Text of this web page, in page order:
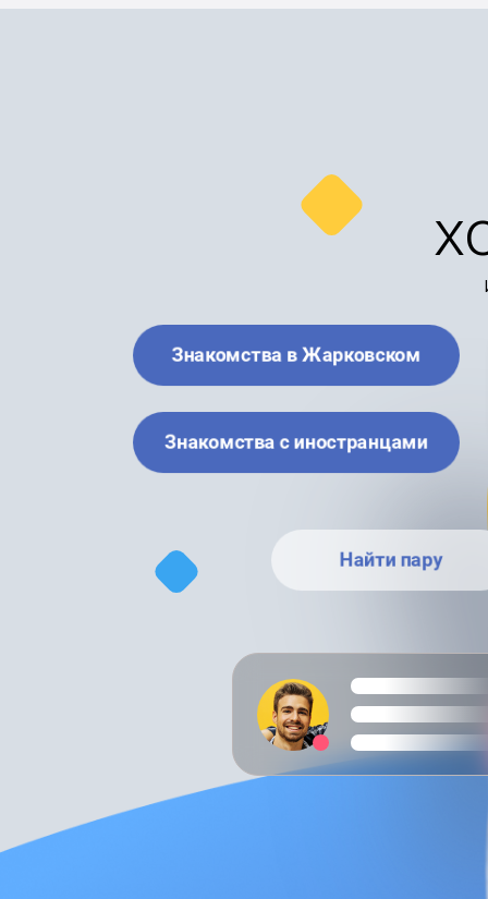
Знакомства в Жарковском
Знакомства с иностранцами
Найти пару